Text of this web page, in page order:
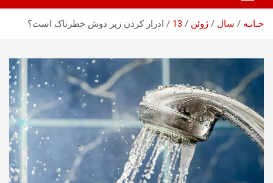
خـانـه سال ژوئن 13 ادرار کردن زیر دوش خطرناک است؟